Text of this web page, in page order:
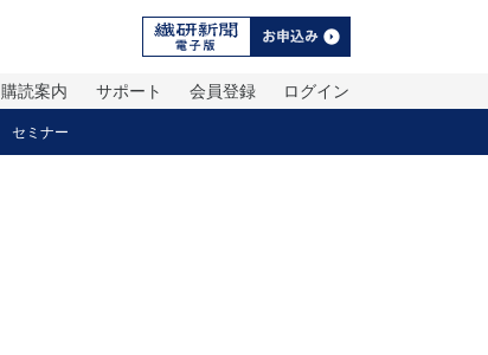
ログイン
会員登録
サポート
購読案内
セミナー